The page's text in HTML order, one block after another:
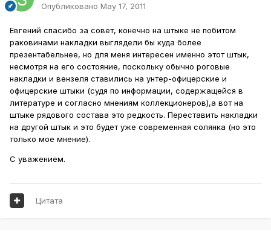
Опубликовано May 17, 2011
Евгений спасибо за совет, конечно на штыке не побитом
раковинами накладки выглядели бы куда более
презентабельнее, но для меня интересен именно этот штык,
несмотря на его состояние, поскольку обычно роговые
накладки и вензеля ставились на унтер-офицерские и
офицерские штыки (судя по информации, содержащейся в
литературе и согласно мнениям коллекционеров),а вот на
штыке рядового состава это редкость. Переставить накладки
на другой штык и это будет уже современная солянка (но это
только мое мнение).
С уважением.
Цитата